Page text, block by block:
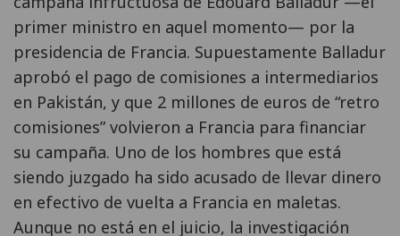
primer ministro en aquel momento— por la
presidencia de Francia. Supuestamente Balladur
aprobó el pago de comisiones a intermediarios
en Pakistán, y que 2 millones de euros de “retro
comisiones” volvieron a Francia para financiar
su campaña. Uno de los hombres que está
siendo juzgado ha sido acusado de llevar dinero
en efectivo de vuelta a Francia en maletas.
Aunque no está en el juicio, la investigación